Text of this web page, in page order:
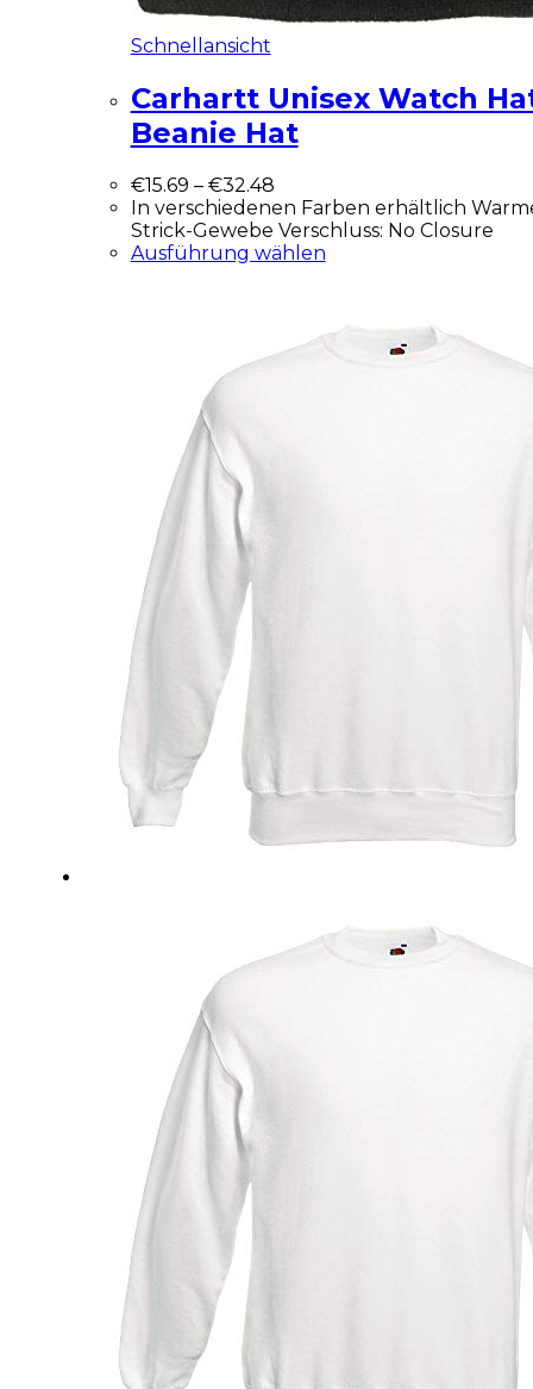
Schnellansicht
Carhartt Unisex Watch
Beanie Hat
€15.69 – €32.48
In verschiedenen Farben erhältlich
Strick-Gewebe Verschluss: No Closure
Ausführung wählen